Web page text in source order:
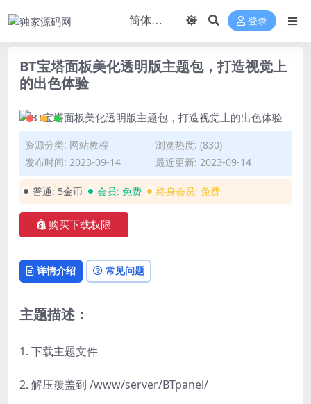
登录
BT宝塔面板美化透明版主题包，打造视觉上
的出色体验
资源分类: 网站教程
浏览热度: (830)
发布时间: 2023-09-14
最近更新: 2023-09-14
普通: 5金币 会员: 免费 终身会员: 免费
购买下载权限
详情介绍 常见问题
主题描述：
1. 下载主题文件
2. 解压覆盖到 /www/server/BTpanel/